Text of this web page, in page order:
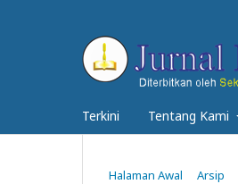
Terkini Tentang Kami
Halaman Awal Arsip